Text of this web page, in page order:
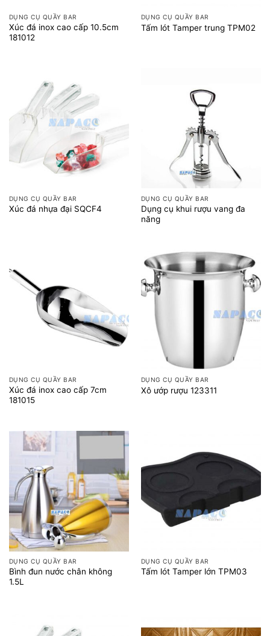
DỤNG CỤ QUẦY BAR
Xúc đá inox cao cấp 10.5cm
181012
DỤNG CỤ QUẦY BAR
Tấm lót Tamper trung TPM02
DỤNG CỤ QUẦY BAR
Xúc đá nhựa đại SQCF4
DỤNG CỤ QUẦY BAR
Dụng cụ khui rượu vang đa
năng
DỤNG CỤ QUẦY BAR
Xúc đá inox cao cấp 7cm
181015
DỤNG CỤ QUẦY BAR
Xô ướp rượu 123311
DỤNG CỤ QUẦY BAR
Bình đun nước chân không
1.5L
DỤNG CỤ QUẦY BAR
Tấm lót Tamper lớn TPM03